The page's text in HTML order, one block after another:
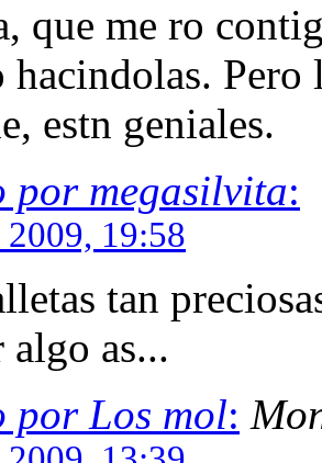
que me ro
Pero
estn geniales.
por megasilvita:
19:58
tan
algo as...
por Los mol: